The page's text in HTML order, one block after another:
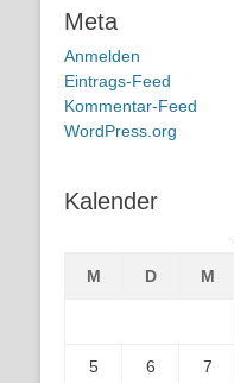
Meta
Anmelden
Eintrags-Feed
Kommentar-Feed
WordPress.org
Kalender
M D M
5 6 7